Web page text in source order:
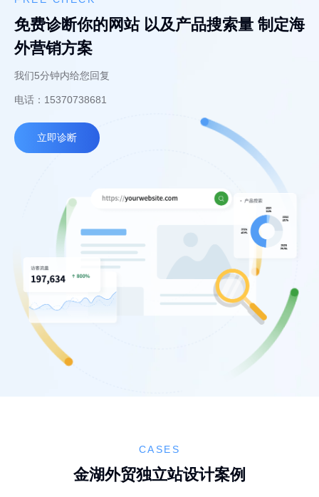
免费诊断你的网站 以及产品搜索量 制定海
外营销方案
我们5分钟内给您回复
电话：15370738681
立即诊断
CASES
金湖外贸独立站设计案例